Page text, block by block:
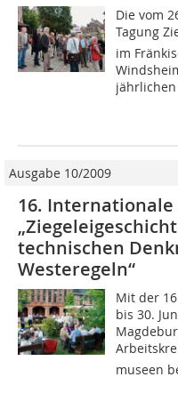
Die vom
Tagung
im
Ausgabe 10/2009
16. Internationale
technischen
Westeregeln“
Mit der
bis 30.
museen